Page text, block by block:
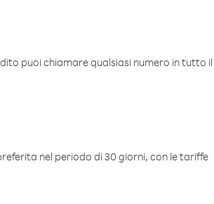
puoi chiamare qualsiasi numero in tutto il
nel periodo di 30 giorni, con le tariffe